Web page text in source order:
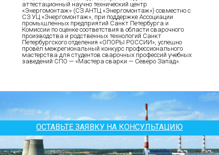
аттестационный научно технический центр
«Энергомонтаж» (СЗ АНТЦ «Энергомонтаж») совместно с
СЗ УЦ «Энергомонтаж», при поддержке Ассоциации
промышленных предприятий Санкт Петербурга и
Комиссии по оценке соответствия в области сварочного
производства и родственных технологий Санкт
Петербургского отделения «ОПОРЫ РОССИИ», успешно
провёл межрегиональный конкурс профессионального
мастерства для студентов сварочных профессий учебных
заведений СПО — «Мастера сварки — Северо Запад».
ОСТАВЬТЕ ЗАЯВКУ НА КОНСУЛЬТАЦИЮ